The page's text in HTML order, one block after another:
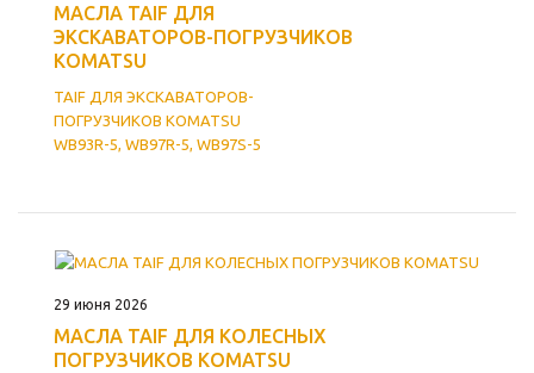
МАСЛА TAIF ДЛЯ
ЭКСКАВАТОРОВ-ПОГРУЗЧИКOВ
KOMATSU
TAIF ДЛЯ ЭКСКАВАТОРОВ-
ПОГРУЗЧИКOВ KOMATSU
WB93R-5, WB97R-5, WB97S-5
29 июня 2026
МАСЛА TAIF ДЛЯ КОЛЕСНЫХ
ПОГРУЗЧИКOВ KOMATSU